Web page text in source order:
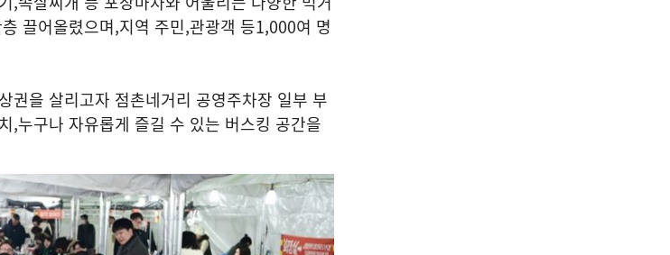
끌어올렸으며,지역 주민,관광객 등1,000여 명
권을 살리고자 점촌네거리 공영주차장 일부 부
,누구나 자유롭게 즐길 수 있는 버스킹 공간을